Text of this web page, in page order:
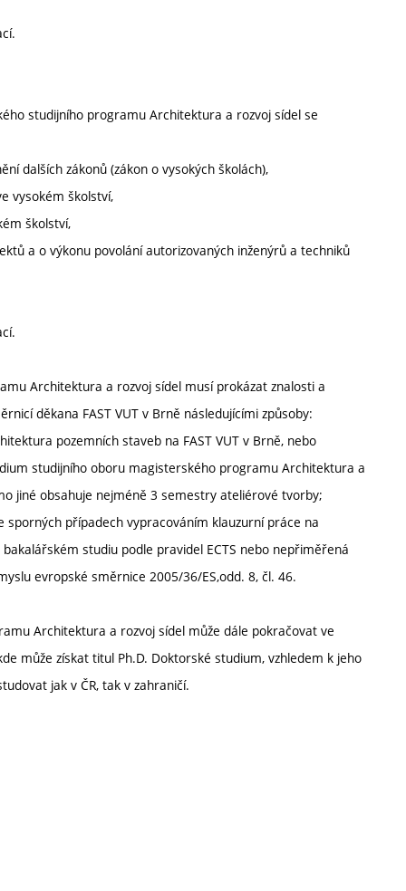
studijního programu Architektura a rozvoj sídel se
dalších zákonů (zákon o vysokých školách),
vysokém školství,
školství,
a o výkonu povolání autorizovaných inženýrů a techniků
Architektura a rozvoj sídel musí prokázat znalosti a
děkana FAST VUT v Brně následujícími způsoby:
pozemních staveb na FAST VUT v Brně, nebo
studijního oboru magisterského programu Architektura a
jiné obsahuje nejméně 3 semestry ateliérové tvorby;
případech vypracováním klauzurní práce na
studiu podle pravidel ECTS nebo nepřiměřená
evropské směrnice 2005/36/ES,odd. 8, čl. 46.
Architektura a rozvoj sídel může dále pokračovat ve
může získat titul Ph.D. Doktorské studium, vzhledem k jeho
jak v ČR, tak v zahraničí.